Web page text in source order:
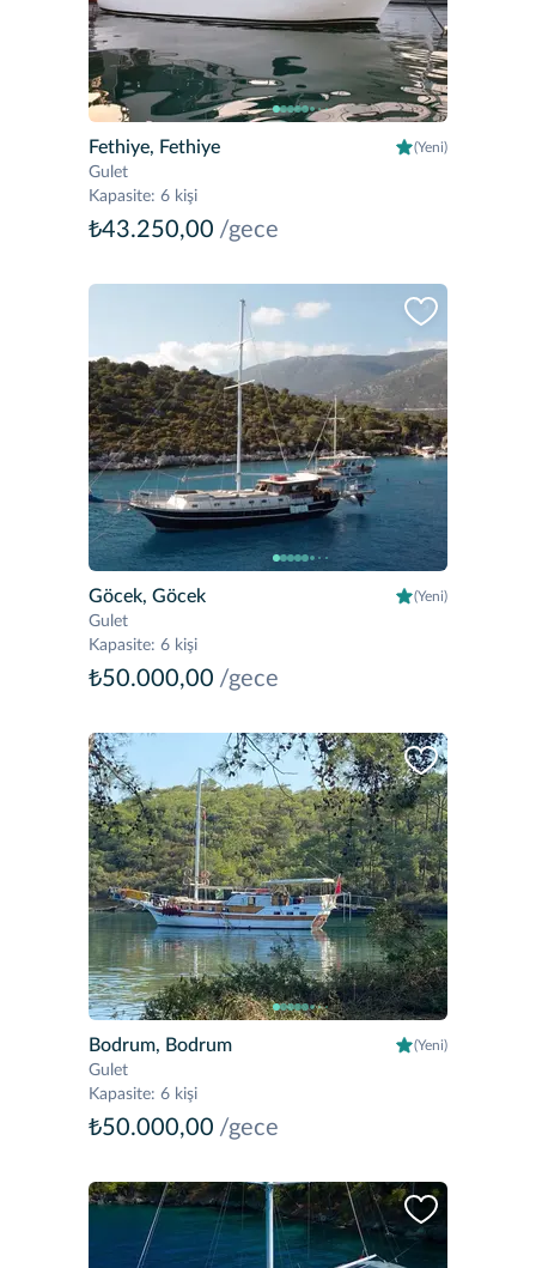
Fethiye, Fethiye (Yeni)
Gulet
Kapasite: 6 kişi
₺43.250,00 /gece
Göcek, Göcek (Yeni)
Gulet
Kapasite: 6 kişi
₺50.000,00 /gece
Bodrum, Bodrum (Yeni)
Gulet
Kapasite: 6 kişi
₺50.000,00 /gece